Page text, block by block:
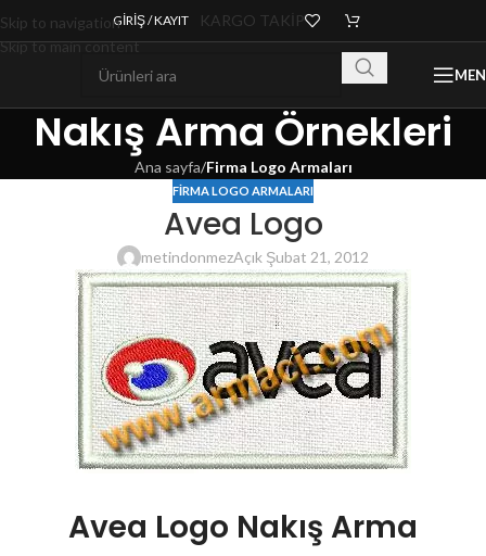
Skip to navigation
Skip to main content
GIRIŞ / KAYIT KARGO TAKİP
Nakış Arma Örnekleri
Ana sayfa/Firma Logo Armaları
FIRMA LOGO ARMALARI
Avea Logo
metindonmezAçık Şubat 21, 2012
Avea Logo Nakış Arma